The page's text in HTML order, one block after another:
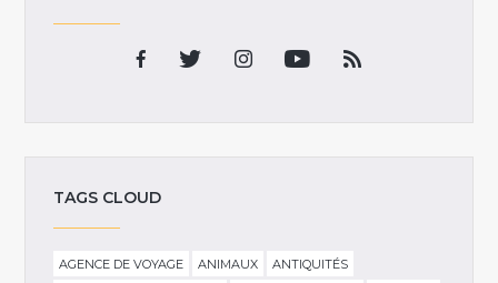
TAGS CLOUD
AGENCE DE VOYAGE ANIMAUX
ANTIQUITÉS